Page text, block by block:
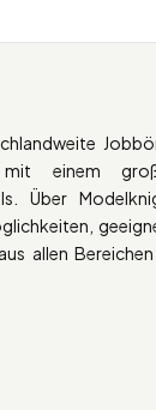
einem
Über
allen